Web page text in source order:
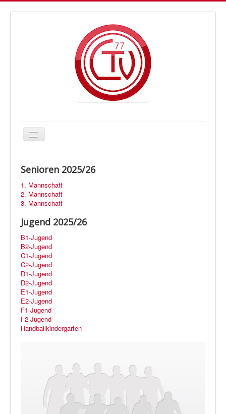
Navigation
an/aus
Vorstand
Trainer
Senioren 2025/26
1. Mannschaft
2. Mannschaft
3. Mannschaft
Jugend 2025/26
B1-Jugend
B2-Jugend
C1-Jugend
C2-Jugend
D1-Jugend
D2-Jugend
E1-Jugend
E2-Jugend
F1-Jugend
F2-Jugend
Handballkindergarten